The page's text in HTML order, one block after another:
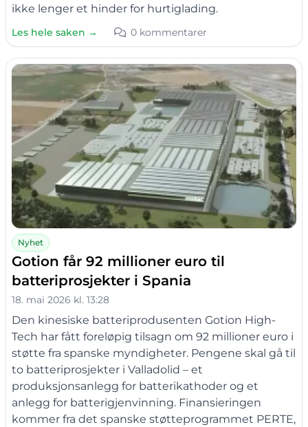
ikke lenger et hinder for hurtiglading.
Les hele saken → 0 kommentarer
Nyhet
Gotion får 92 millioner euro til
batteriprosjekter i Spania
18. mai 2026 kl. 13:28
Den kinesiske batteriprodusenten Gotion High-
Tech har fått foreløpig tilsagn om 92 millioner euro i
støtte fra spanske myndigheter. Pengene skal gå til
to batteriprosjekter i Valladolid – et
produksjonsanlegg for batterikathoder og et
anlegg for batterigjenvinning. Finansieringen
kommer fra det spanske støtteprogrammet PERTE,